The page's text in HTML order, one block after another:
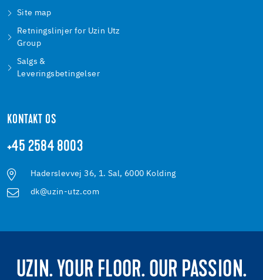
Site map
Retningslinjer for Uzin Utz
Group
Salgs &
Leveringsbetingelser
KONTAKT OS
+45 2584 8003
Haderslevvej 36, 1. Sal, 6000 Kolding
dk@uzin-utz.com
UZIN. YOUR FLOOR. OUR PASSION.